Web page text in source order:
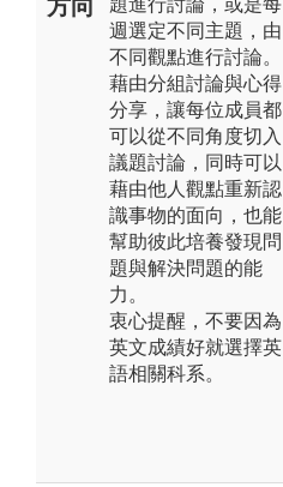
方向
週選定不同主題，由
不同觀點進行討論。
藉由分組討論與心得
分享，讓每位成員都
可以從不同角度切入
議題討論，同時可以
藉由他人觀點重新認
識事物的面向，也能
幫助彼此培養發現問
題與解決問題的能
力。
衷心提醒，不要因為
英文成績好就選擇英
語相關科系。